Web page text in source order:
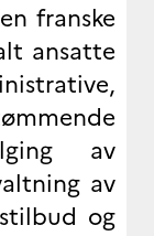
franske
ansatte
av
av
og